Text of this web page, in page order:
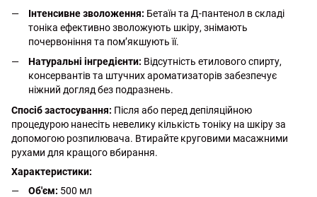
Інтенсивне зволоження: Бетаїн та Д-пантенол в складі
тоніка ефективно зволожують шкіру, знімають
почервоніння та пом’якшують її.
Натуральні інгредієнти: Відсутність етилового спирту,
консервантів та штучних ароматизаторів забезпечує
ніжний догляд без подразнень.
Спосіб застосування: Після або перед депіляційною
процедурою нанесіть невелику кількість тоніку на шкіру за
допомогою розпилювача. Втирайте круговими масажними
рухами для кращого вбирання.
Характеристики:
Об'єм: 500 мл